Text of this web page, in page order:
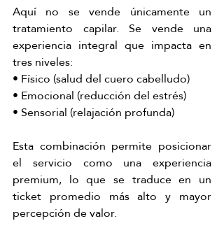
Aquí no se vende únicamente un
tratamiento capilar. Se vende una
experiencia integral que impacta en
tres niveles:
• Físico (salud del cuero cabelludo)
• Emocional (reducción del estrés)
• Sensorial (relajación profunda)
Esta combinación permite posicionar
el servicio como una experiencia
premium, lo que se traduce en un
ticket promedio más alto y mayor
percepción de valor.